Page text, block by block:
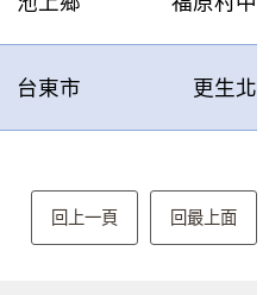
台東市 更生北
回上一頁 回最上面